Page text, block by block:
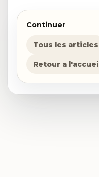
Continuer
Tous les articles
Retour a l'accueil